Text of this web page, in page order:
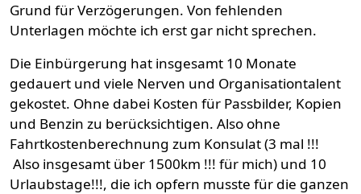
Grund für Verzögerungen. Von fehlenden
Unterlagen möchte ich erst gar nicht sprechen.
Die Einbürgerung hat insgesamt 10 Monate
gedauert und viele Nerven und Organisationtalent
gekostet. Ohne dabei Kosten für Passbilder, Kopien
und Benzin zu berücksichtigen. Also ohne
Fahrtkostenberechnung zum Konsulat (3 mal !!!
Also insgesamt über 1500km !!! für mich) und 10
Urlaubstage!!!, die ich opfern musste für die ganzen